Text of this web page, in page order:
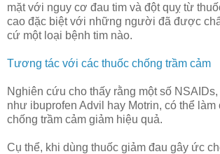
mặt với nguy cơ đau tim và đột quỵ từ
cao đặc biệt với những người đã được
cứ một loại bệnh tim nào.
Tương tác với các thuốc chống trầm cảm
Nghiên cứu cho thấy rằng một số
như ibuprofen Advil hay Motrin, có thể làm
chống trầm cảm giảm hiệu quả.
Cụ thể, khi dùng thuốc giảm đau gây ức